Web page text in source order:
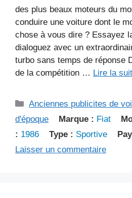
des plus beaux moteurs du
conduire une voiture dont le
chose à vous dire ? Essayez
dialoguez avec un
turbo sans temps de réponse
de la compétition … Lire la
Catégories
Anciennes publicites de
d'époque
Marque : Fiat
: 1986 Type : Sportive
Laisser un commentaire